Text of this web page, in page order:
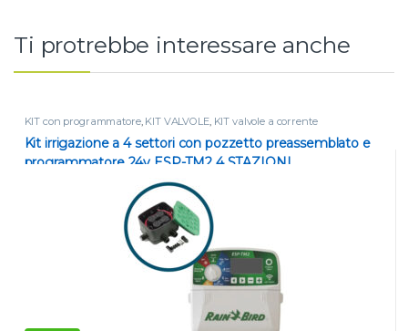
Ti protrebbe interessare anche
KIT con programmatore, KIT VALVOLE, KIT valvole a corrente
Kit irrigazione a 4 settori con pozzetto preassemblato e
programmatore 24v ESP-TM2 4 STAZIONI